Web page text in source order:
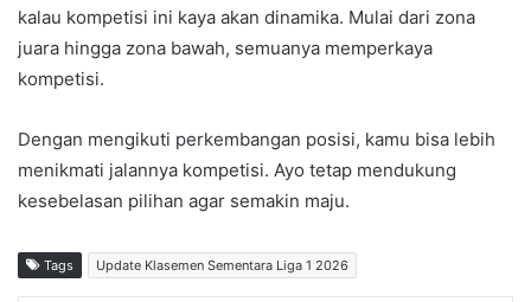
kalau kompetisi ini kaya akan dinamika. Mulai dari zona
juara hingga zona bawah, semuanya memperkaya
kompetisi.
Dengan mengikuti perkembangan posisi, kamu bisa lebih
menikmati jalannya kompetisi. Ayo tetap mendukung
kesebelasan pilihan agar semakin maju.
Tags Update Klasemen Sementara Liga 1 2026